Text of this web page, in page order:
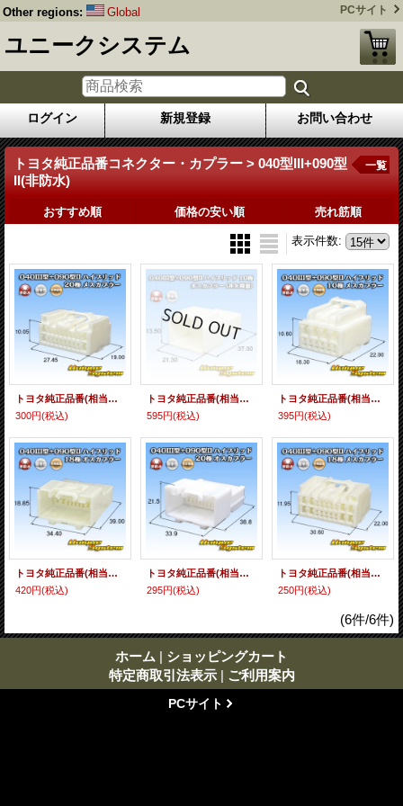
Other regions: Global PCサイト
ユニークシステム
ログイン 新規登録 お問い合わせ
トヨタ純正品番コネクター・カプラー > 040型III+090型
II(非防水)
一覧
おすすめ順 価格の安い順 売れ筋順
表示件数:
トヨタ純正品番(相当品又は同等品)：90980-11971
300円(税込)
トヨタ純正品番(相当品又は同等品)：90980-12226 篏合相手側 (非矢崎総業製)
595円(税込)
トヨタ純正品番(相当品又は同等品)：90980-12226
395円(税込)
トヨタ純正品番(相当品又は同等品)：82824-30240
420円(税込)
トヨタ純正品番(相当品又は同等品)：90980-12025
295円(税込)
トヨタ純正品番(相当品又は同等品)：90980-11973
250円(税込)
(6件/6件)
ホーム | ショッピングカート
特定商取引法表示 | ご利用案内
PCサイト